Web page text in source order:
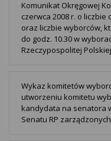
Komunikat Okręgowej
czerwca 2008 r. o
oraz liczbie wyborców,
do godz. 10.30 w
Rzeczypospolitej
Wykaz komitetów
utworzeniu komitetu
kandydata na senatora
Senatu RP